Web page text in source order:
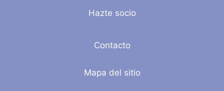
Hazte socio
Contacto
Mapa del sitio